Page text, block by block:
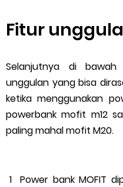
Fitur
Selanjutnya di
unggulan yang bisa
ketika menggunakan
powerbank mofit m12
paling mahal mofit M20.
Power bank MOFIT